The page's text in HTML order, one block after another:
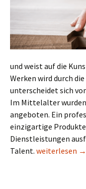
und weist auf die
Werken wird durch
unterscheidet sich
Im Mittelalter
angeboten. Ein
einzigartige
Dienstleistungen
Talent. Die Hände,
weiterlesen →